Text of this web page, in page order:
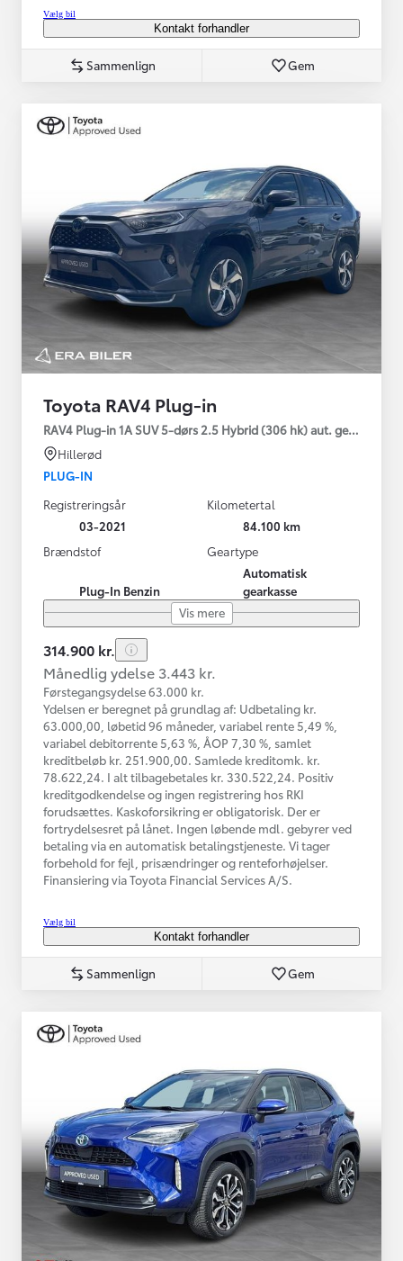
Vælg bil
Kontakt forhandler
Sammenlign Gem
Toyota RAV4 Plug-in
RAV4 Plug-in 1A SUV 5-dørs 2.5 Hybrid (306 hk) aut. gear
Hillerød
PLUG-IN
Registreringsår
03-2021
Kilometertal
84.100 km
Brændstof
Plug-In Benzin
Geartype
Automatisk
gearkasse
Vis mere
314.900 kr.
Månedlig ydelse 3.443 kr.
Førstegangsydelse 63.000 kr.
Ydelsen er beregnet på grundlag af: Udbetaling kr.
63.000,00, løbetid 96 måneder, variabel rente 5,49 %,
variabel debitorrente 5,63 %, ÅOP 7,30 %, samlet
kreditbeløb kr. 251.900,00. Samlede kreditomk. kr.
78.622,24. I alt tilbagebetales kr. 330.522,24. Positiv
kreditgodkendelse og ingen registrering hos RKI
forudsættes. Kaskoforsikring er obligatorisk. Der er
fortrydelsesret på lånet. Ingen løbende mdl. gebyrer ved
betaling via en automatisk betalingstjeneste. Vi tager
forbehold for fejl, prisændringer og renteforhøjelser.
Finansiering via Toyota Financial Services A/S.
Vælg bil
Kontakt forhandler
Sammenlign Gem